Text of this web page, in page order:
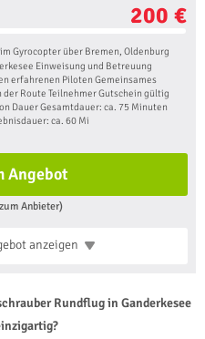
200 €
Gyrocopter über Bremen, Oldenburg
Einweisung und Betreuung
erfahrenen Piloten Gemeinsames
der Route Teilnehmer Gutschein gültig
Dauer Gesamtdauer: ca. 75 Minuten
ca. 60 Mi
Angebot
Anbieter)
anzeigen
Rundflug in Ganderkesee